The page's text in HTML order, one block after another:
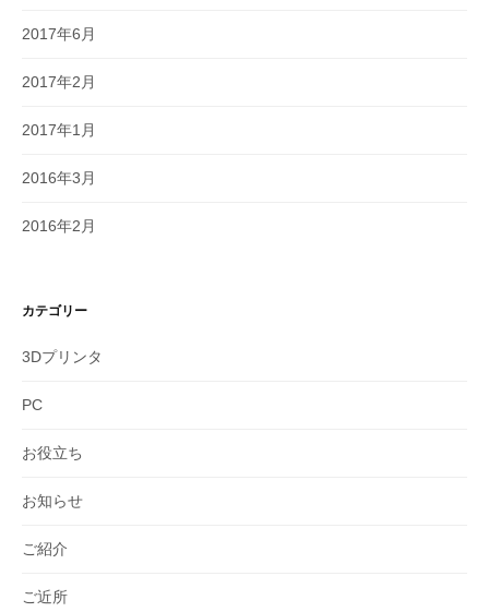
2017年6月
2017年2月
2017年1月
2016年3月
2016年2月
カテゴリー
3Dプリンタ
PC
お役立ち
お知らせ
ご紹介
ご近所